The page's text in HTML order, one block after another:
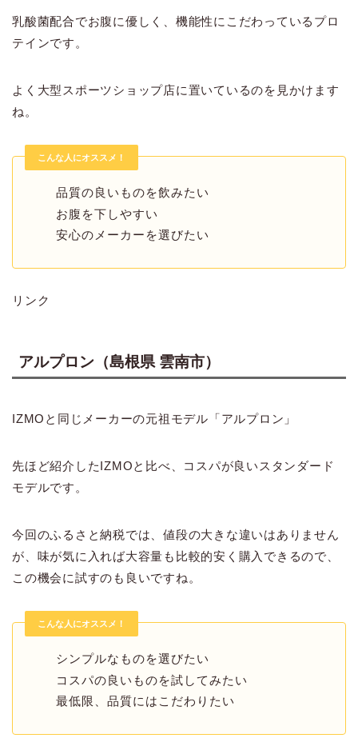
乳酸菌配合でお腹に優しく、機能性にこだわっているプロ
テインです。
よく大型スポーツショップ店に置いているのを見かけます
ね。
こんな人にオススメ！
品質の良いものを飲みたい
お腹を下しやすい
安心のメーカーを選びたい
リンク
アルプロン（島根県 雲南市）
IZMOと同じメーカーの元祖モデル「アルプロン」
先ほど紹介したIZMOと比べ、コスパが良いスタンダード
モデルです。
今回のふるさと納税では、値段の大きな違いはありません
が、味が気に入れば大容量も比較的安く購入できるので、
この機会に試すのも良いですね。
こんな人にオススメ！
シンプルなものを選びたい
コスパの良いものを試してみたい
最低限、品質にはこだわりたい